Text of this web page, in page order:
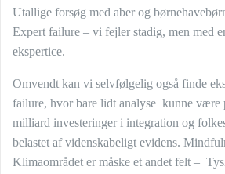
Utallige forsøg med aber og
Expert failure – vi fejler stadig, men med
ekspertice.
Omvendt kan vi selvfølgelig også finde
failure, hvor bare lidt analyse kunne være
milliard investeringer i integration og
belastet af videnskabeligt evidens.
Klimaområdet er måske et andet felt –